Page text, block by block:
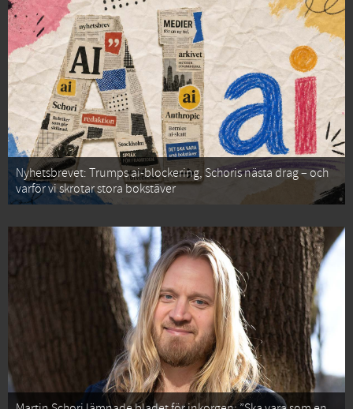
Nyhetsbrevet: Trumps ai-blockering, Schoris nästa drag – och
varför vi skrotar stora bokstäver